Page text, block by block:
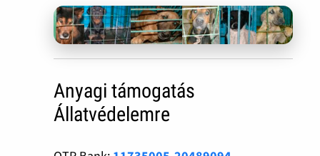
Anyagi támogatás
Állatvédelemre